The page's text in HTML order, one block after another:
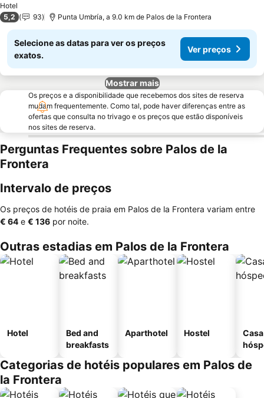
Hotel
5,2 93 Punta Umbría, a 9.0 km de Palos de la Frontera
Selecione as datas para ver os preços
exatos.
Ver preços
Mostrar mais
Os preços e a disponibilidade que recebemos dos sites de reserva
mudam frequentemente. Como tal, pode haver diferenças entre as
ofertas que consulta no trivago e os preços que estão disponíveis
nos sites de reserva.
Perguntas Frequentes sobre Palos de la
Frontera
Intervalo de preços
Os preços de hotéis de praia em Palos de la Frontera variam entre
‎€ 64 e ‎€ 136 por noite.
Outras estadias em Palos de la Frontera
Hotel
Bed and
breakfasts
Aparthotel Hostel
Categorias de hotéis populares em Palos de
la Frontera